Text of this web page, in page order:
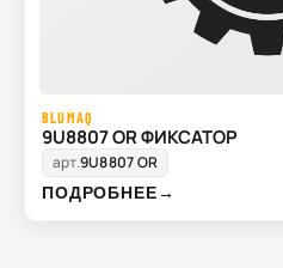
BLUMAQ
9U8807 OR ФИКСАТОР
арт.9U8807 OR
ПОДРОБНЕЕ→